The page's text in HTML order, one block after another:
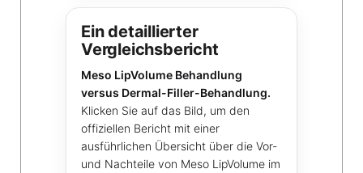
Ein detaillierter
Vergleichsbericht
Meso LipVolume Behandlung
versus Dermal-Filler-Behandlung.
Klicken Sie auf das Bild, um den
offiziellen Bericht mit einer
ausführlichen Übersicht über die Vor-
und Nachteile von Meso LipVolume im